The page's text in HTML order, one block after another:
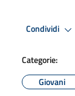
Condividi
Categorie:
Giovani